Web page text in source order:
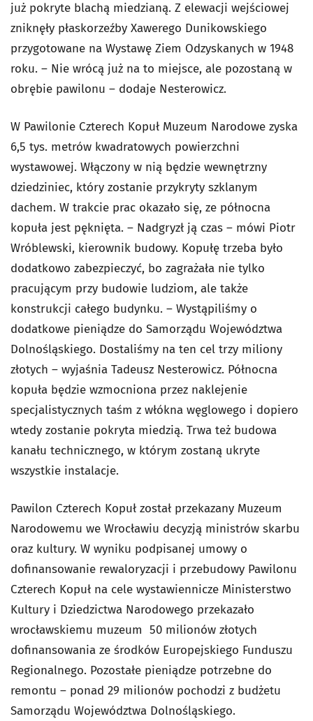
już pokryte blachą miedzianą. Z elewacji wejściowej
zniknęły płaskorzeźby Xawerego Dunikowskiego
przygotowane na Wystawę Ziem Odzyskanych w 1948
roku. – Nie wrócą już na to miejsce, ale pozostaną w
obrębie pawilonu – dodaje Nesterowicz.
W Pawilonie Czterech Kopuł Muzeum Narodowe zyska
6,5 tys. metrów kwadratowych powierzchni
wystawowej. Włączony w nią będzie wewnętrzny
dziedziniec, który zostanie przykryty szklanym
dachem. W trakcie prac okazało się, ze północna
kopuła jest pęknięta. – Nadgryzł ją czas – mówi Piotr
Wróblewski, kierownik budowy. Kopułę trzeba było
dodatkowo zabezpieczyć, bo zagrażała nie tylko
pracującym przy budowie ludziom, ale także
konstrukcji całego budynku. – Wystąpiliśmy o
dodatkowe pieniądze do Samorządu Województwa
Dolnośląskiego. Dostaliśmy na ten cel trzy miliony
złotych – wyjaśnia Tadeusz Nesterowicz. Północna
kopuła będzie wzmocniona przez naklejenie
specjalistycznych taśm z włókna węglowego i dopiero
wtedy zostanie pokryta miedzią. Trwa też budowa
kanału technicznego, w którym zostaną ukryte
wszystkie instalacje.
Pawilon Czterech Kopuł został przekazany Muzeum
Narodowemu we Wrocławiu decyzją ministrów skarbu
oraz kultury. W wyniku podpisanej umowy o
dofinansowanie rewaloryzacji i przebudowy Pawilonu
Czterech Kopuł na cele wystawiennicze Ministerstwo
Kultury i Dziedzictwa Narodowego przekazało
wrocławskiemu muzeum 50 milionów złotych
dofinansowania ze środków Europejskiego Funduszu
Regionalnego. Pozostałe pieniądze potrzebne do
remontu – ponad 29 milionów pochodzi z budżetu
Samorządu Województwa Dolnośląskiego.